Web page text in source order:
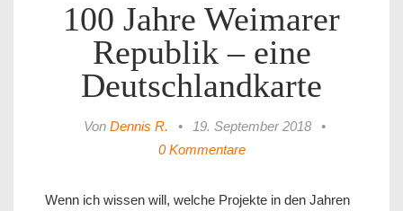
100 Jahre Weimarer
Republik – eine
Deutschlandkarte
Von Dennis R. • 19. September 2018
•
0 Kommentare
Wenn ich wissen will, welche Projekte in den Jahren